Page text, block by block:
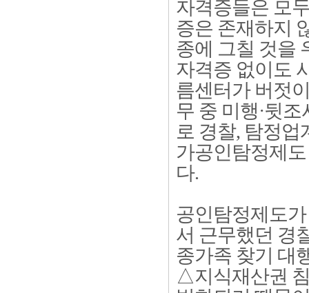
자격증들은 모
증은 존재하지
종에 그칠 것을
자격증 없이도
름센터가 버젓
무 중 미행·뒷
로 경찰, 탐정
가공인탐정제
다.
공인탐정제도
서 근무했던 경
종가족 찾기 대
△지식재산권